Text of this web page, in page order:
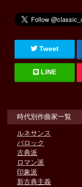
Tweet
LINE
時代別作曲家一覧
ルネサンス
バロック
古典派
ロマン派
印象派
新古典主義